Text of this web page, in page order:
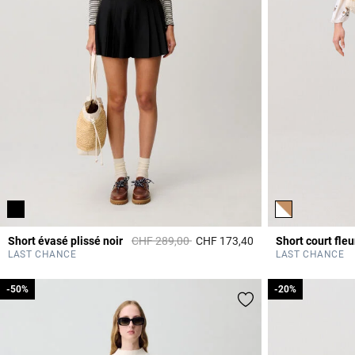
Short évasé plissé noir Prix réduit à partir de
CHF 289,00àCHF 173,40 3.4 out of 5
LAST CHANCE
Short court
LAST CHANCE
-50%
-50% -20%
-20%